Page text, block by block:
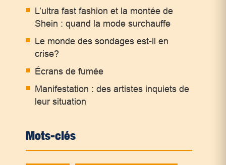
L’ultra fast fashion et la montée de
Shein : quand la mode surchauffe
Le monde des sondages est-il en
crise?
Écrans de fumée
Manifestation : des artistes inquiets de
leur situation
Mots-clés